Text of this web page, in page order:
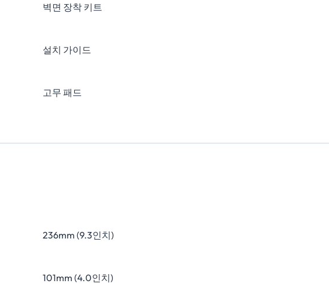
벽면 장착 키트
설치 가이드
고무 패드
236mm (9.3인치)
101mm (4.0인치)